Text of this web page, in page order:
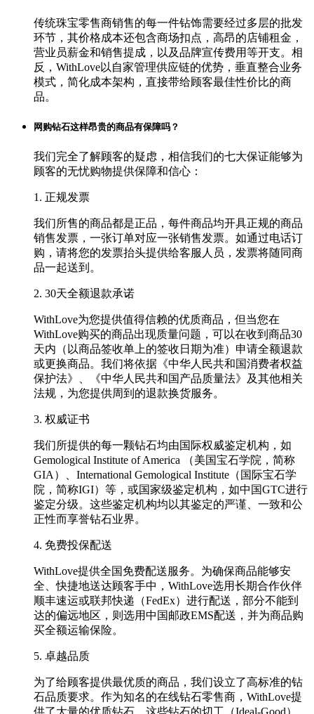
传统珠宝零售商销售的每一件钻饰需要经过多层的批发
环节，其价格成本还包含商场扣点，高昂的店铺租金，
营业员薪金和销售提成，以及品牌宣传费用等开支。相
反，WithLove以自家管理供应链的优势，垂直整合业务
模式，简化成本架构，直接带给顾客最佳性价比的商
品。
网购钻石这样昂贵的商品有保障吗？
我们完全了解顾客的疑虑，相信我们的七大保证能够为
顾客的无忧购物提供保障和信心：
1. 正规发票
我们所售的商品都是正品，每件商品均开具正规的商品
销售发票，一张订单对应一张销售发票。如通过电话订
购，请将您的发票抬头提供给客服人员，发票将随同商
品一起送到。
2. 30天全额退款承诺
WithLove为您提供值得信赖的优质商品，但当您在
WithLove购买的商品出现质量问题，可以在收到商品30
天内（以商品签收单上的签收日期为准）申请全额退款
或更换商品。我们将依据《中华人民共和国消费者权益
保护法》、《中华人民共和国产品质量法》及其他相关
法规，为您提供周到的退款换货服务。
3. 权威证书
我们所提供的每一颗钻石均由国际权威鉴定机构，如
Gemological Institute of America （美国宝石学院，简称
GIA）、International Gemological Institute（国际宝石学
院，简称IGI）等，或国家级鉴定机构，如中国GTC进行
鉴定分级。这些鉴定机构均以其鉴定的严谨、一致和公
正性而享誉钻石业界。
4. 免费投保配送
WithLove提供全国免费配送服务。为确保商品能够安
全、快捷地送达顾客手中，WithLove选用长期合作伙伴
顺丰速运或联邦快递（FedEx）进行配送，部分不能到
达的偏远地区，则选用中国邮政EMS配送，并为商品购
买全额运输保险。
5. 卓越品质
为了给顾客提供最优质的商品，我们设立了高标准的钻
石品质要求。作为知名的在线钻石零售商，WithLove提
供了大量的优质钻石，这些钻石的切工（Ideal-Good）、